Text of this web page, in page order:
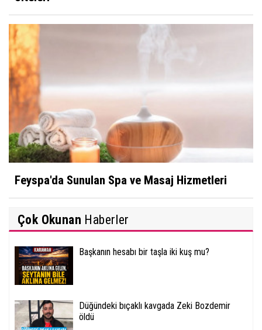
Feyspa'da Sunulan Spa ve Masaj Hizmetleri
Çok Okunan Haberler
Başkanın hesabı bir taşla iki kuş mu?
Düğündeki bıçaklı kavgada Zeki Bozdemir
öldü